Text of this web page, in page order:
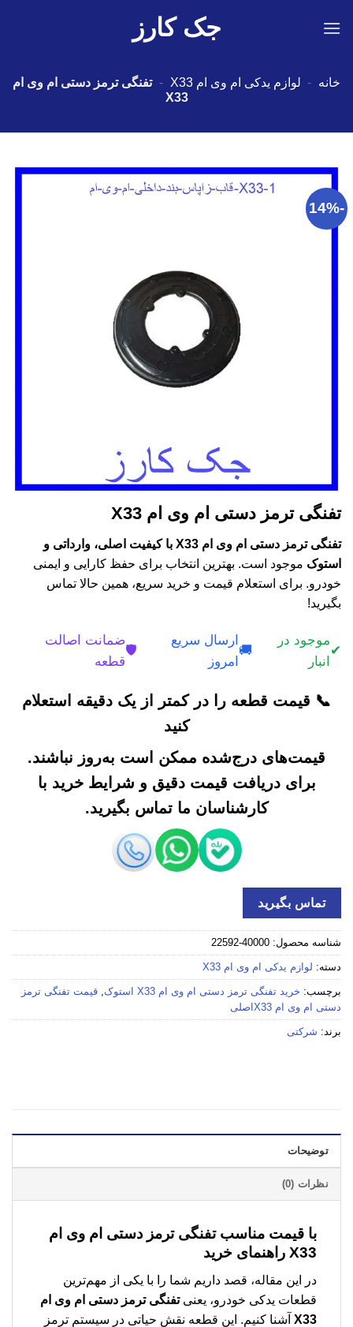
جک کارز
خانه - لوازم یدکی ام وی ام X33 - تفنگی ترمز دستی ام وی ام
X33
-14%
تفنگی ترمز دستی ام وی ام X33
تفنگی ترمز دستی ام وی ام X33 با کیفیت اصلی، وارداتی و
استوک موجود است. بهترین انتخاب برای حفظ کارایی و ایمنی
خودرو. برای استعلام قیمت و خرید سریع، همین حالا تماس
بگیرید!
✔
موجود در
انبار
🚚
ارسال سریع
امروز
🛡️
ضمانت اصالت
قطعه
📞 قیمت قطعه را در کمتر از یک دقیقه استعلام
کنید
قیمت‌های درج‌شده ممکن است به‌روز نباشند.
برای دریافت قیمت دقیق و شرایط خرید با
کارشناسان ما تماس بگیرید.
تماس بگیرید
شناسه محصول: 40000-22592
دسته: لوازم یدکی ام وی ام X33
برچسب: خرید تفنگی ترمز دستی ام وی ام X33 استوک , قیمت تفنگی ترمز
دستی ام وی ام X33اصلی
برند: شرکتی
توضیحات
نظرات (0)
با قیمت مناسبتفنگی ترمز دستی ام وی ام
X33 راهنمای خرید
در این مقاله، قصد داریم شما را با یکی از مهم‌ترین
قطعات یدکی خودرو، یعنیتفنگی ترمز دستی ام وی ام
X33 آشنا کنیم. این قطعه نقش حیاتی در سیستم ترمز